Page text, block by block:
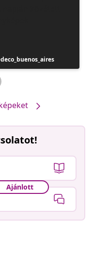
Bejegyzés
közzétevője
deco_buenos_aires
Ajánlott